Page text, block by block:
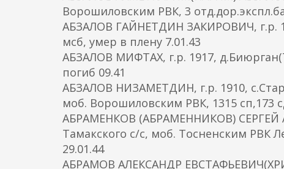
Ворошиловским РВК, 3
АБЗАЛОВ ГАЙНЕТДИН ЗАКИРОВИЧ, г.р.
мсб, умер в плену 7.01.43
АБЗАЛОВ МИФТАХ, г.р. 1917,
погиб 09.41
АБЗАЛОВ НИЗАМЕТДИН, г.р. 1910,
моб. Ворошиловским РВК, 1315 сп,173
АБРАМЕНКОВ (АБРАМЕННИКОВ) СЕРГЕЙ
Тамакского с/с, моб. Тосненским РВК
29.01.44
АБРАМОВ АЛЕКСАНДР